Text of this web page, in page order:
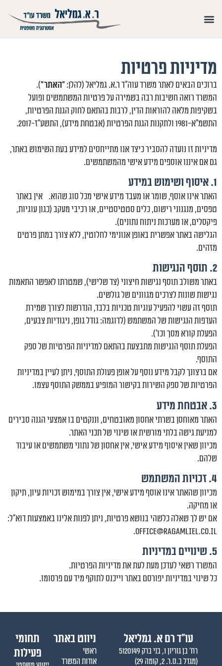
מדיניות פרטיות
ברוכים הבאים לאתר משרד עוה"ד ר.א. גמליאל (להלן:"האתר").
המשרד רואה חשיבות רבה בשמירה על פרטיות המשתמשים ופועל
בשקיפות מלאה להוראות הדין, לרבות בהתאם לחוק הגנת הפרטיות,
התשמ"א-1981 ולתקנות הגנת הפרטיות (אבטחת מידע), התשע"ז-2017.
מדיניות זו נועדה להסביר כיצד אנו מתייחסים למידע בעת השימוש באתר,
גם אם איננו אוספים מידע אישי מהמשתמשים.
1. איסוף ושימוש במידע
האתר אינו אוסף, שומר או מעבד מידע אישי מכל סוג שהוא. אין באתר
טפסים, מנגנוני רישום, כלים סטטיסטיים, או רכיבי מעקב (כגון עוגיות,
פיקסלים, או מערכות ניתוח נתונים).
הגלישה באתר אפשרית באופן אנונימי לחלוטין, ללא צורך במתן פרטים
מזהים.
2. תוסף הנגישות
באתר משולב תוסף נגישות חיצוני (צד שלישי), שמטרתו לאפשר התאמות
נגישות שונות לצרכים מגוונים של גולשים.
תוסף זה עשוי להפעיל עוגיות טכניות בלבד, הנדרשות לצורך שמירת
העדפות הנגישות של המשתמש (לדוגמה: גודל גופן, ניגודיות צבעים,
הפעלת קורא מסך וכו').
הפעלת תוסף הנגישות מתבצעת בהתאם למדיניות הפרטיות של ספק
התוסף.
אם ברצונך לקבל מידע נוסף על אופן פעולת התוסף, ניתן לעיין במדיניות
הפרטיות של ספק השירות בקישור המופיע בממשק התוסף עצמו.
3. אבטחת מידע
האתר מאוחסן בשרתי אחסון מאובטחים, וננקטים בו אמצעי הגנה סבירים
למניעת גישה בלתי מורשית או שינוי של תכני האתר.
מכיוון שאין איסוף מידע אישי, אין אחסון של נתוני משתמשים או עיבוד
שלהם.
4. זכויות המשתמש
מכיוון שהאתר אינו אוסף מידע אישי, אין צורך במימוש זכויות עיון, תיקון
או מחיקה.
אם יש לך שאלה כלשהי בנושא פרטיות, ניתן לפנות אלינו באמצעות דוא"ל:
office@ragamliel.co.il.
5. שינויים במדיניות
המשרד רשאי לעדכן מעת לעת את מדיניות הפרטיות.
כל שינוי במדיניות יפורסם באתר וייכנס לתוקף מיד עם פרסומו.
עו״ד רם א. גמליאל
רח' בן גוריון 1, בני ברק 5120149
(מגדל ב.ס.ר. 2, קומה 29)
ניווט באתר
ראשי
אודות המשרד
תחומי
פעילות